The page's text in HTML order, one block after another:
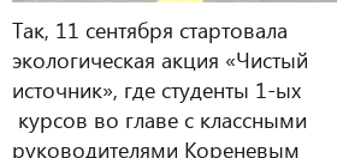
Так, 11 сентября стартовала
экологическая акция «Чистый
источник», где студенты 1-ых
курсов во главе с классными
руководителями Кореневым